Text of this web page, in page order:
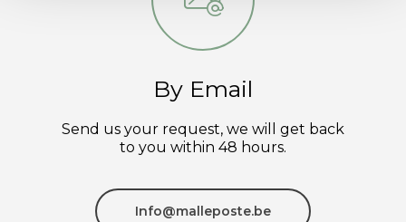
By Email
Send us your request, we will get back
to you within 48 hours.
Info@malleposte.be